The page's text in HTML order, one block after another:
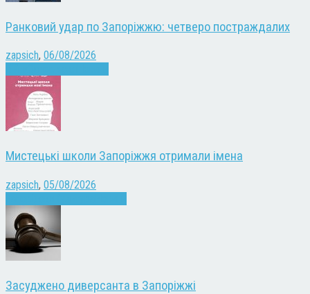
Ранковий удар по Запоріжжю: четверо постраждалих
zapsich, 06/08/2026
Мистецькі школи Запоріжжя отримали імена
zapsich, 05/08/2026
Засуджено диверсанта в Запоріжжі